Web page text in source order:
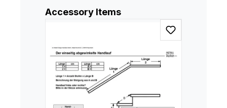
Produktgalerie überspringen
Accessory Items